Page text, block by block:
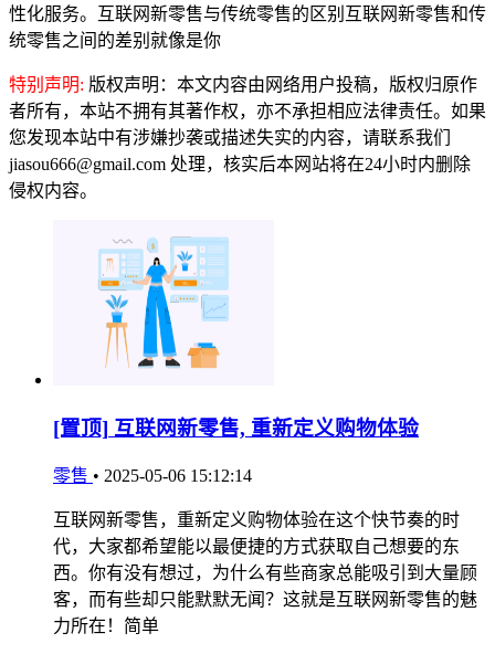
性化服务。互联网新零售与传统零售的区别互联网新零售和传
统零售之间的差别就像是你
特别声明: 版权声明：本文内容由网络用户投稿，版权归原作
者所有，本站不拥有其著作权，亦不承担相应法律责任。如果
您发现本站中有涉嫌抄袭或描述失实的内容，请联系我们
jiasou666@gmail.com 处理，核实后本网站将在24小时内删除
侵权内容。
[置顶] 互联网新零售, 重新定义购物体验
零售 • 2025-05-06 15:12:14
互联网新零售，重新定义购物体验在这个快节奏的时
代，大家都希望能以最便捷的方式获取自己想要的东
西。你有没有想过，为什么有些商家总能吸引到大量顾
客，而有些却只能默默无闻？这就是互联网新零售的魅
力所在！简单